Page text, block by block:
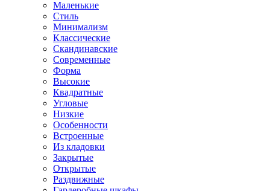
Маленькие
Стиль
Минимализм
Классические
Скандинавские
Современные
Форма
Высокие
Квадратные
Угловые
Низкие
Особенности
Встроенные
Из кладовки
Закрытые
Открытые
Раздвижные